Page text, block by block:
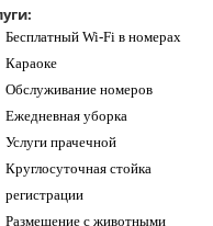
Бесплатный Wi-Fi в номерах
Караоке
Обслуживание номеров
Ежедневная уборка
Услуги прачечной
Круглосуточная стойка
регистрации
Размещение с животными